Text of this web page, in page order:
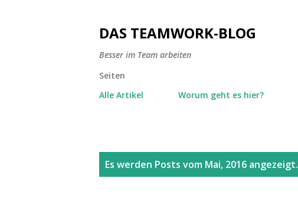
DAS TEAMWORK-BLOG
Besser im Team arbeiten
Seiten
Alle Artikel
Worum geht es hier?
Es werden Posts vom Mai, 2016 angezeigt.